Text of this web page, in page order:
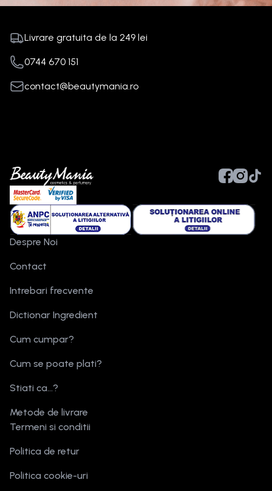
Livrare gratuita de la 249 lei
0744 670 151
contact@beautymania.ro
Despre Noi
Contact
Intrebari frecvente
Dictionar Ingredient
Cum cumpar?
Cum se poate plati?
Stiati ca...?
Metode de livrare
Termeni si conditii
Politica de retur
Politica cookie-uri